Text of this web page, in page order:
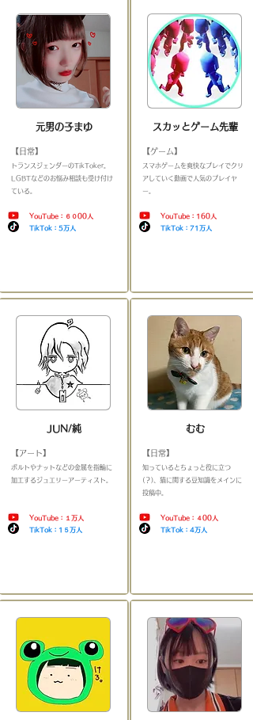
元男の子まゆ
【日常】
​トランスジェンダーのTikToker。
LGBTなどのお悩み相談も受け付け
ている
YouTube：６０00人
TikTok：5万人
JUN/純
【アート】
​ボルトやナットなどの金属を指輪に
加工するジュエリーアーティスト
YouTube：１万人
TikTok：1５万人
スカッとゲーム先輩
【ゲーム】
​スマホゲームを爽快なプレイでクリ
アしていく動画で人気のプレイヤ
ー
YouTube：160人
TikTok：71万人
むむ
【日常】
​知っているとちょっと役に立つ
(？)、猫に関する豆知識をメインに
投稿中
YouTube：４00人
TikTok：4万人